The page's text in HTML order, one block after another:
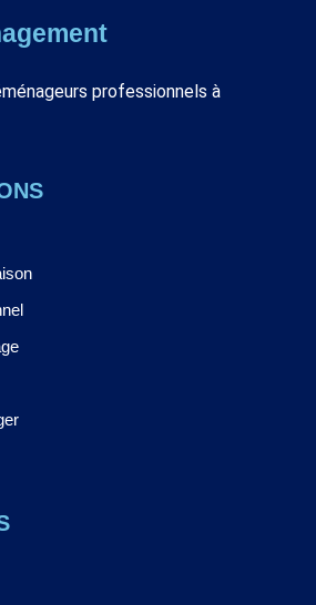
professionnels à